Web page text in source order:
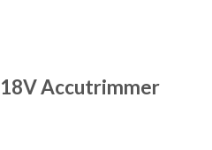
18V Accutrimmer